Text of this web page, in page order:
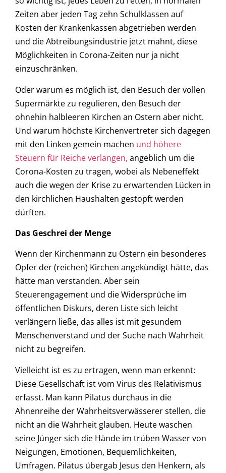
Zeiten aber jeden Tag zehn Schulklassen auf
Kosten der Krankenkassen abgetrieben werden
und die Abtreibungsindustrie jetzt mahnt, diese
Möglichkeiten in Corona-Zeiten nur ja nicht
einzuschränken.
Oder warum es möglich ist, den Besuch der vollen
Supermärkte zu regulieren, den Besuch der
ohnehin halbleeren Kirchen an Ostern aber nicht.
Und warum höchste Kirchenvertreter sich dagegen
mit den Linken gemein machen und höhere
Steuern für Reiche verlangen, angeblich um die
Corona-Kosten zu tragen, wobei als Nebeneffekt
auch die wegen der Krise zu erwartenden Lücken in
den kirchlichen Haushalten gestopft werden
dürften.
Das Geschrei der Menge
Wenn der Kirchenmann zu Ostern ein besonderes
Opfer der (reichen) Kirchen angekündigt hätte, das
hätte man verstanden. Aber sein
Steuerengagement und die Widersprüche im
öffentlichen Diskurs, deren Liste sich leicht
verlängern ließe, das alles ist mit gesundem
Menschenverstand und der Suche nach Wahrheit
nicht zu begreifen.
Vielleicht ist es zu ertragen, wenn man erkennt:
Diese Gesellschaft ist vom Virus des Relativismus
erfasst. Man kann Pilatus durchaus in die
Ahnenreihe der Wahrheitsverwässerer stellen, die
nicht an die Wahrheit glauben. Heute waschen
seine Jünger sich die Hände im trüben Wasser von
Neigungen, Emotionen, Bequemlichkeiten,
Umfragen. Pilatus übergab Jesus den Henkern, als